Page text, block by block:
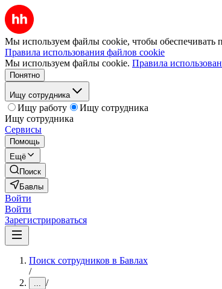
Мы используем файлы cookie, чтобы обеспечивать
Правила использования файлов cookie
Мы используем файлы cookie. Правила
Понятно
Ищу сотрудника
Ищу работу
Ищу сотрудника
Ищу сотрудника
Сервисы
Помощь
Ещё
Поиск
Бавлы
Войти
Войти
Зарегистрироваться
Поиск сотрудников в Бавлах
/
... /